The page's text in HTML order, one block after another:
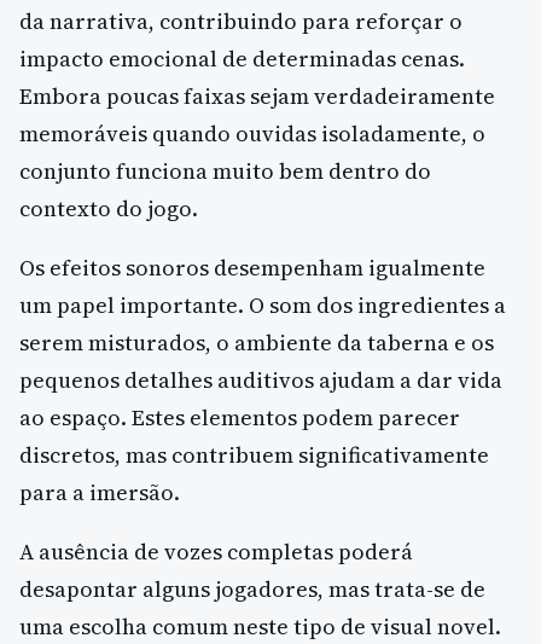
da narrativa, contribuindo para reforçar o
impacto emocional de determinadas cenas.
Embora poucas faixas sejam verdadeiramente
memoráveis quando ouvidas isoladamente, o
conjunto funciona muito bem dentro do
contexto do jogo.
Os efeitos sonoros desempenham igualmente
um papel importante. O som dos ingredientes a
serem misturados, o ambiente da taberna e os
pequenos detalhes auditivos ajudam a dar vida
ao espaço. Estes elementos podem parecer
discretos, mas contribuem significativamente
para a imersão.
A ausência de vozes completas poderá
desapontar alguns jogadores, mas trata-se de
uma escolha comum neste tipo de visual novel.